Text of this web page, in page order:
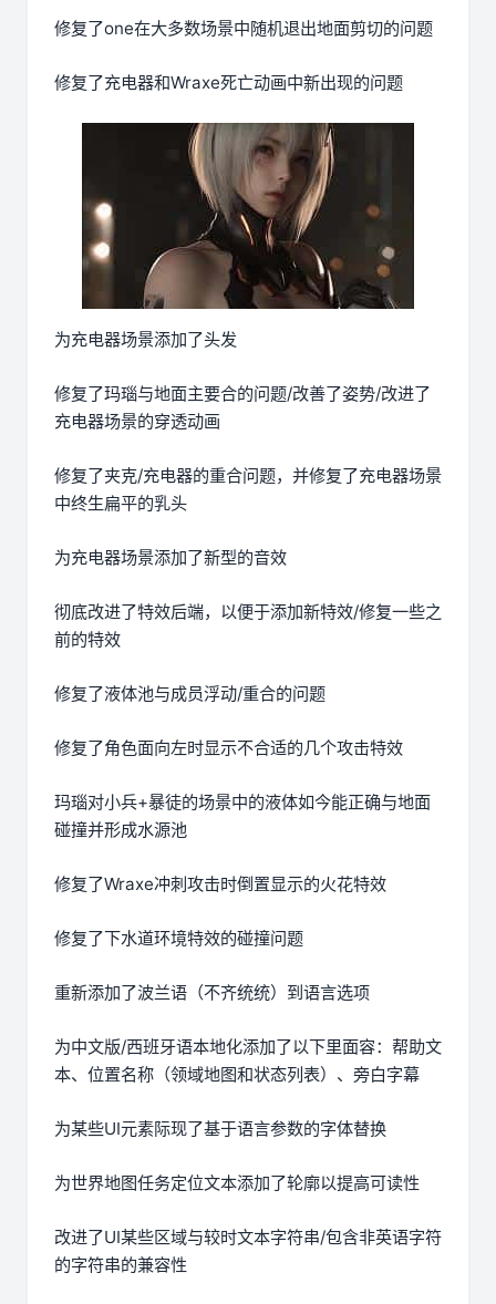
修复了one在大多数场景中随机退出地面剪切的问题
修复了充电器和Wraxe死亡动画中新出现的问题
为充电器场景添加了头发
修复了玛瑙与地面主要合的问题/改善了姿势/改进了
充电器场景的穿透动画
修复了夹克/充电器的重合问题，并修复了充电器场景
中终生扁平的乳头
为充电器场景添加了新型的音效
彻底改进了特效后端，以便于添加新特效/修复一些之
前的特效
修复了液体池与成员浮动/重合的问题
修复了角色面向左时显示不合适的几个攻击特效
玛瑙对小兵+暴徒的场景中的液体如今能正确与地面
碰撞并形成水源池
修复了Wraxe冲刺攻击时倒置显示的火花特效
修复了下水道环境特效的碰撞问题
重新添加了波兰语（不齐统统）到语言选项
为中文版/西班牙语本地化添加了以下里面容：帮助文
本、位置名称（领域地图和状态列表）、旁白字幕
为某些UI元素际现了基于语言参数的字体替换
为世界地图任务定位文本添加了轮廓以提高可读性
改进了UI某些区域与较时文本字符串/包含非英语字符
的字符串的兼容性